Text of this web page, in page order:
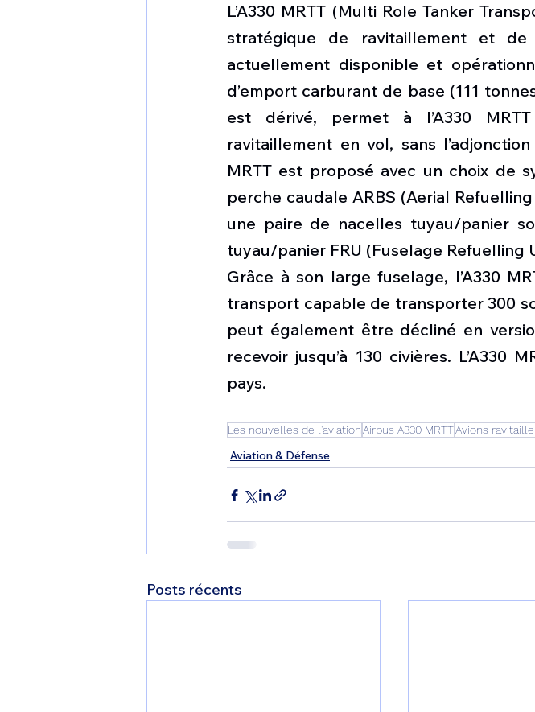
L’A330 MRTT (Multi Role Tanker
stratégique de ravitaillement et
actuellement disponible et
d’emport carburant de base (111
est dérivé, permet à l’A330
ravitaillement en vol, sans
MRTT est proposé avec un choix de
perche caudale ARBS (Aerial
une paire de nacelles tuyau/panier
tuyau/panier FRU (Fuselage Refuelling
Grâce à son large fuselage, l’A330
transport capable de transporter 300
peut également être décliné en
recevoir jusqu’à 130 civières. L’A330
pays.
Les nouvelles de l'aviationAirbus A330 MRTTAvions
Aviation & Défense
Posts récents